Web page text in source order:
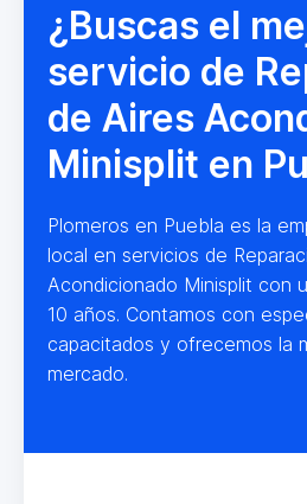
¿Buscas el
servicio de
de Aires
Minisplit en
Plomeros en Puebla es la
local en servicios de
Acondicionado Minisplit con
10 años. Contamos con
capacitados y ofrecemos la
mercado.